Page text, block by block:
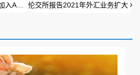
协会 伦交所报告2021年外汇业务扩大